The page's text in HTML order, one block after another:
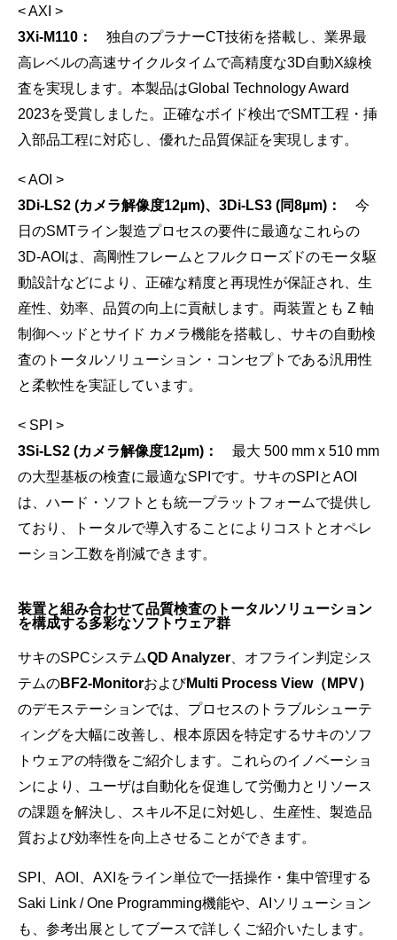
< AXI >
3Xi-M110： 独自のプラナーCT技術を搭載し、業界最
高レベルの高速サイクルタイムで高精度な3D自動X線検
査を実現します。本製品はGlobal Technology Award
2023を受賞しました。正確なボイド検出でSMT工程・挿
入部品工程に対応し、優れた品質保証を実現します。
< AOI >
3Di-LS2 (カメラ解像度12µm)、3Di-LS3 (同8µm)： 今
日のSMTライン製造プロセスの要件に最適なこれらの
3D-AOIは、高剛性フレームとフルクローズドのモータ駆
動設計などにより、正確な精度と再現性が保証され、生
産性、効率、品質の向上に貢献します。両装置とも Z 軸
制御ヘッドとサイド カメラ機能を搭載し、サキの自動検
査のトータルソリューション・コンセプトである汎用性
と柔軟性を実証しています。
< SPI >
3Si-LS2 (カメラ解像度12µm)： 最大 500 mm x 510 mm
の大型基板の検査に最適なSPIです。サキのSPIとAOI
は、ハード・ソフトとも統一プラットフォームで提供し
ており、トータルで導入することによりコストとオペレ
ーション工数を削減できます。
装置と組み合わせて品質検査のトータルソリューション
を構成する多彩なソフトウェア群
サキのSPCシステムQD Analyzer 、オフライン判定シス
テムのBF2-MonitorおよびMulti Process View（MPV）
のデモステーションでは、プロセスのトラブルシューテ
ィングを大幅に改善し、根本原因を特定するサキのソフ
トウェアの特徴をご紹介します。これらのイノベーショ
ンにより、ユーザは自動化を促進して労働力とリソース
の課題を解決し、スキル不足に対処し、生産性、製造品
質および効率性を向上させることができます。
SPI、AOI、AXIをライン単位で一括操作・集中管理する
Saki Link / One Programming機能や、AIソリューション
も、参考出展としてブースで詳しくご紹介いたします。